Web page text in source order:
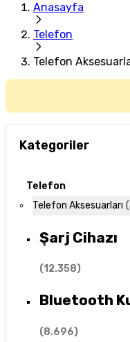
Anasayfa
Telefon
Telefon
Kategoriler
Telefon
Telefon Aksesuarları (
Şarj Cihazı
(12.358)
Bluetooth
(8.696)